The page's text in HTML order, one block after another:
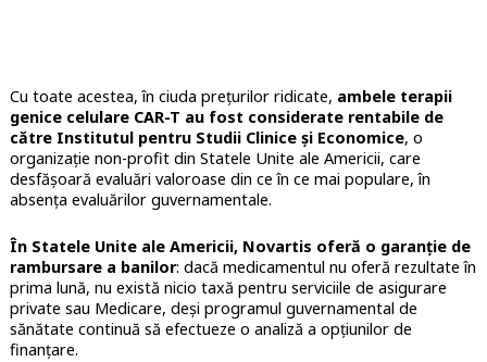
Cu toate acestea, în ciuda prețurilor ridicate, ambele terapii
genice celulare CAR-T au fost considerate rentabile de
către Institutul pentru Studii Clinice și Economice, o
organizație non-profit din Statele Unite ale Americii, care
desfășoară evaluări valoroase din ce în ce mai populare, în
absența evaluărilor guvernamentale.
În Statele Unite ale Americii, Novartis oferă o garanție de
rambursare a banilor: dacă medicamentul nu oferă rezultate în
prima lună, nu există nicio taxă pentru serviciile de asigurare
private sau Medicare, deși programul guvernamental de
sănătate continuă să efectueze o analiză a opțiunilor de
finanțare.